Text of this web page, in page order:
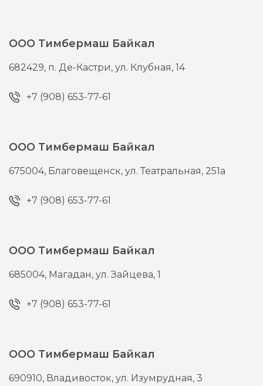
ООО Тимбермаш Байкал
682429, п. Де-Кастри,ул. Клубная, 14
+7 (908) 653-77-61
ООО Тимбермаш Байкал
675004, Благовещенск,ул. Театральная, 251а
+7 (908) 653-77-61
ООО Тимбермаш Байкал
685004, Магадан,ул. Зайцева, 1
+7 (908) 653-77-61
ООО Тимбермаш Байкал
690910, Владивосток,ул. Изумрудная, 3